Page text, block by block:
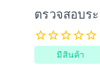
ตรวจสอบร
มีสินค้า